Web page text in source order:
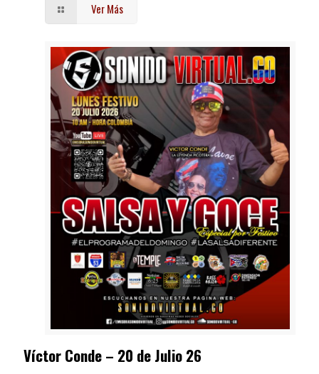
Ver Más
Víctor Conde – 20 de Julio 26